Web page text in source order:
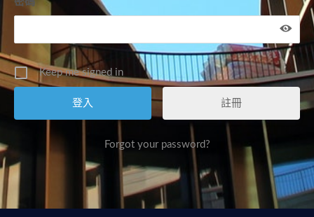
Keep me signed in
註冊
Forgot your password?